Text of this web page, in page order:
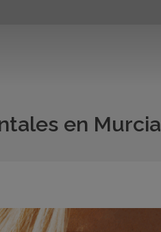
en Murcia